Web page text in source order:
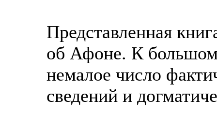
Представленная
об Афоне. К
немалое число
сведений и